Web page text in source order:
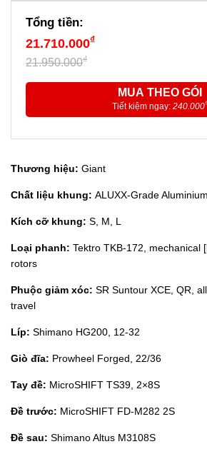
Tổng tiền:
21.710.000₫
21.950.000₫
MUA THEO GÓI
Tiết kiệm ngay: 240.000₫
Thương hiệu: Giant
Chất liệu khung: ALUXX-Grade
Kích cỡ khung: S, M, L
Loại phanh: Tektro TKB-172, mechanical
rotors
Phuộc giảm xóc: SR Suntour XCE, QR,
travel
Líp: Shimano HG200, 12-32
Giò đĩa: Prowheel Forged, 22/36
Tay đề: MicroSHIFT TS39, 2×8S
Đề trước: MicroSHIFT FD-M282 2S
Đề sau: Shimano Altus M3108S